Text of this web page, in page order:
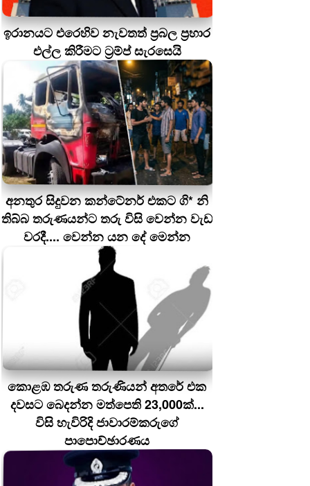
ඉරානයට එරෙහිව නැවතත් ප්‍රබල ප්‍රහාර
එල්ල කිරීමට ට්‍රම්ප් සැරසෙයි
අනතුර සිදුවන කන්ටේනර් එකට ගි* නි
තිබ්බ තරුණයන්ට තරු විසි වෙන්න වැඩ
වරදී.... වෙන්න යන දේ මෙන්න
කොළඹ තරුණ තරුණියන් අතරේ එක
දවසට බෙදන්න මත්පෙති 23,000ක්...
විසි හැවිරිදි ජාවාරම්කරුගේ
පාපොච්ඡාරණය